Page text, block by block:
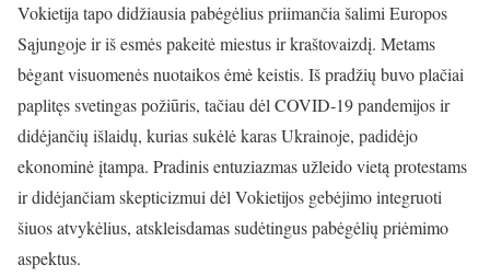
Vokietija tapo didžiausia pabėgėlius priimančia šalimi Europos
Sąjungoje ir iš esmės pakeitė miestus ir kraštovaizdį. Metams
bėgant visuomenės nuotaikos ėmė keistis. Iš pradžių buvo plačiai
paplitęs svetingas požiūris, tačiau dėl COVID-19 pandemijos ir
didėjančių išlaidų, kurias sukėlė karas Ukrainoje, padidėjo
ekonominė įtampa. Pradinis entuziazmas užleido vietą protestams
ir didėjančiam skepticizmui dėl Vokietijos gebėjimo integruoti
šiuos atvykėlius, atskleisdamas sudėtingus pabėgėlių priėmimo
aspektus.